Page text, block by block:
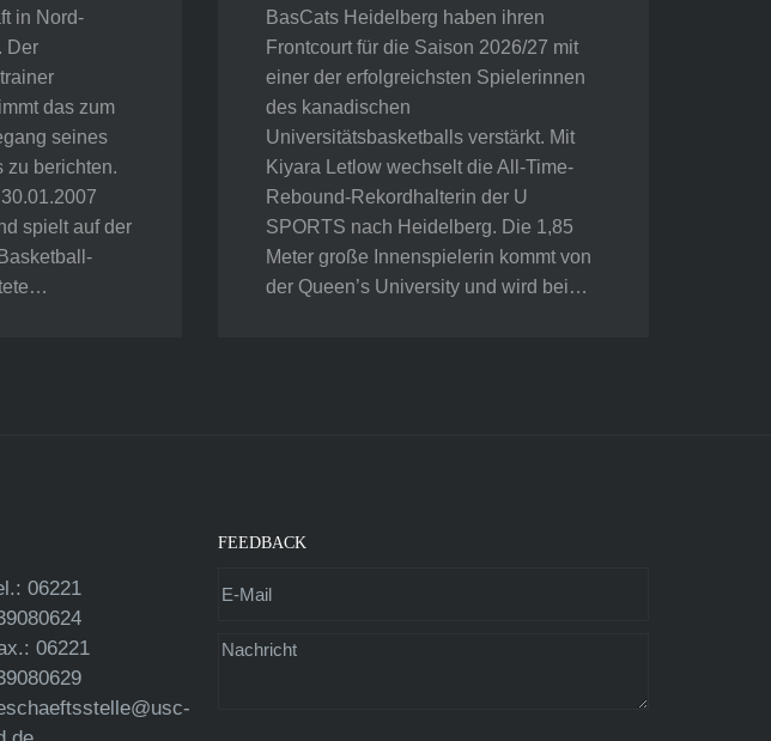
in Nord-
Der
das zum
seines
zu berichten.
spielt auf der
BasCats Heidelberg haben ihren
Frontcourt für die Saison 2026/27 mit
einer der erfolgreichsten Spielerinnen
des kanadischen
Universitätsbasketballs verstärkt. Mit
Kiyara Letlow wechselt die All-Time-
Rebound-Rekordhalterin der U
SPORTS nach Heidelberg. Die 1,85
Meter große Innenspielerin kommt von
der Queen’s University und wird bei…
06221
06221
FEEDBACK